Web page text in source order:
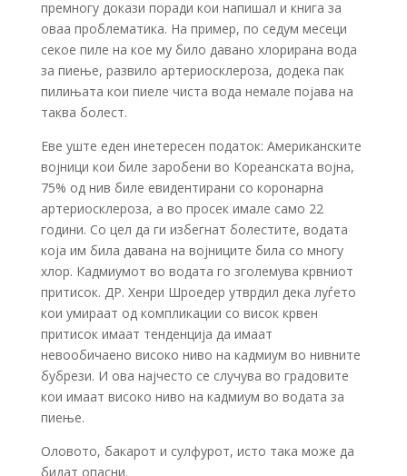
премногу докази поради кои напишал и книга за
оваа проблематика. На пример, по седум месеци
секое пиле на кое му било давано хлорирана вода
за пиење, развило артериосклероза, додека пак
пилињата кои пиеле чиста вода немале појава на
таква болест.
Еве уште еден инетересен податок: Американските
војници кои биле заробени во Кореанската војна,
75% од нив биле евидентирани со коронарна
артериосклероза, а во просек имале само 22
години. Со цел да ги избегнат болестите, водата
која им била давана на војниците била со многу
хлор. Кадмиумот во водата го зголемува крвниот
притисок. ДР. Хенри Шроедер утврдил дека луѓето
кои умираат од компликации со висок крвен
притисок имаат тенденција да имаат
невообичаено високо ниво на кадмиум во нивните
бубрези. И ова најчесто се случува во градовите
кои имаат високо ниво на кадмиум во водата за
пиење.
Оловото, бакарот и сулфурот, исто така може да
бидат опасни.